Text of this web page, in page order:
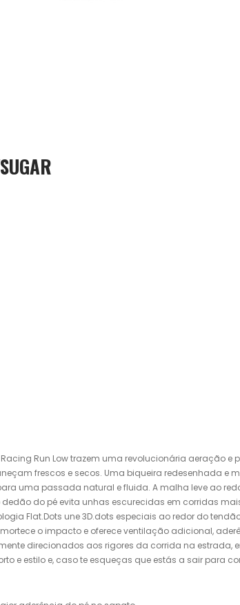
Run Low trazem uma revolucionária aeração
frescos e secos. Uma biqueira redesenhada e
uma passada natural e fluida. A malha leve ao
do pé evita unhas escurecidas em corridas
Flat.Dots une 3D.dots especiais ao redor do
o impacto e oferece ventilação adicional,
direcionados aos rigores da corrida na
estilo e, caso te esqueças que estás a sair para